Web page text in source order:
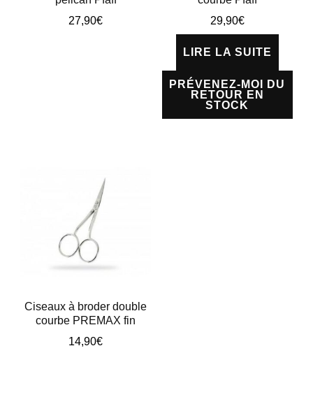
27,90€
peuvent
être
choisies
sur
page
du
produit
29,90€
LIRE LA SUITE
PRÉVENEZ-MOI DU
RETOUR EN
STOCK
Ciseaux à broder double
courbe PREMAX fin
14,90€